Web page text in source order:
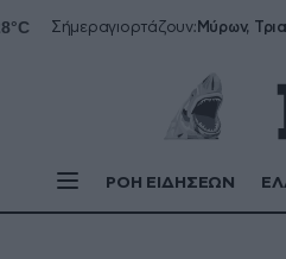
Σήμεραγιορτάζουν:
ΡΟΗ ΕΙΔΗΣΕΩΝ